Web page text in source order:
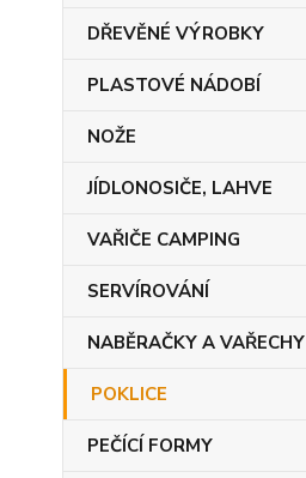
DŘEVĚNÉ VÝROBKY
PLASTOVÉ NÁDOBÍ
NOŽE
JÍDLONOSIČE, LAHVE
VAŘIČE CAMPING
SERVÍROVÁNÍ
NABĚRAČKY A VAŘECHY
POKLICE
PEČÍCÍ FORMY